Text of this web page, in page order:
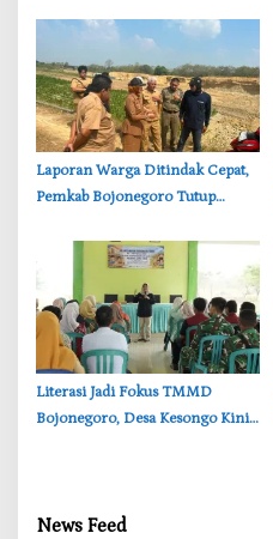
Disebarkan
‎Laporan Warga Ditindak Cepat,
Pemkab Bojonegoro Tutup
‎Literasi Jadi Fokus TMMD
Bojonegoro, Desa Kesongo Kini
News Feed